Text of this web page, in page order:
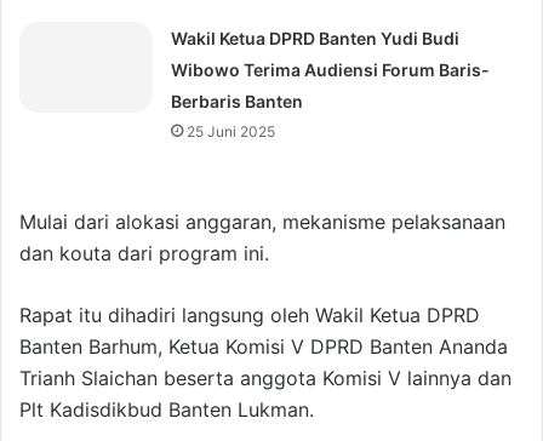
Wakil Ketua DPRD Banten Yudi Budi
Wibowo Terima Audiensi Forum Baris-
Berbaris Banten
25 Juni 2025
Mulai dari alokasi anggaran, mekanisme pelaksanaan
dan kouta dari program ini.
Rapat itu dihadiri langsung oleh Wakil Ketua DPRD
Banten Barhum, Ketua Komisi V DPRD Banten Ananda
Trianh Slaichan beserta anggota Komisi V lainnya dan
Plt Kadisdikbud Banten Lukman.